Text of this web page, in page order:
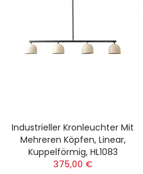
Industrieller Kronleuchter Mit
Mehreren Köpfen, Linear,
Kuppelförmig, HL1083
375,00 €